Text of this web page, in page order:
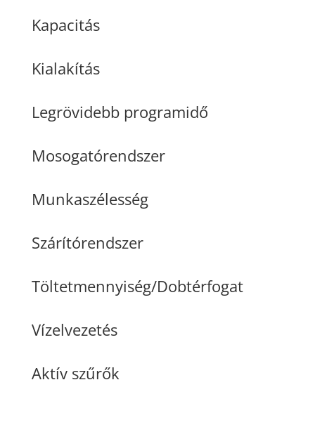
Kapacitás
Kialakítás
Legrövidebb programidő
Mosogatórendszer
Munkaszélesség
Szárítórendszer
Töltetmennyiség/Dobtérfogat
Vízelvezetés
Aktív szűrők